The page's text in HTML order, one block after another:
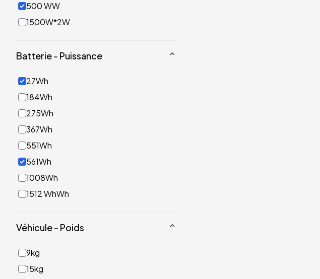
500 WW
1500W*2W
Batterie - Puissance
27Wh
184Wh
275Wh
367Wh
551Wh
561Wh
1008Wh
1512 WhWh
Véhicule - Poids
9kg
15kg